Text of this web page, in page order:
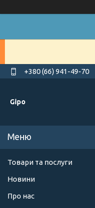
+380 (66) 941-49-70
Gipo
Товари та послуги
Новини
Про нас